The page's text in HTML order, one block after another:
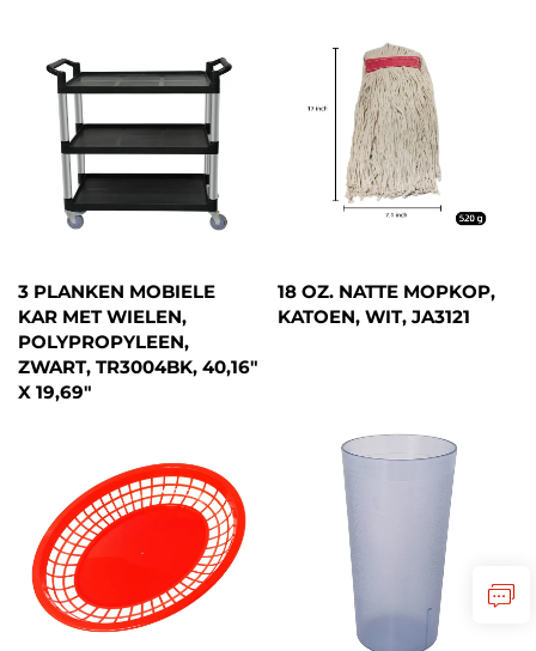
3 PLANKEN MOBIELE
KAR MET WIELEN,
POLYPROPYLEEN,
ZWART, TR3004BK, 40,16"
X 19,69"
18 OZ. NATTE MOPKOP,
KATOEN, WIT, JA3121